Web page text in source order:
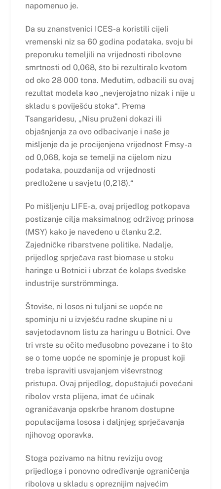
napomenuo je.
Da su znanstvenici ICES-a koristili cijeli
vremenski niz sa 60 godina podataka, svoju bi
preporuku temeljili na vrijednosti ribolovne
smrtnosti od 0,068, što bi rezultiralo kvotom
od oko 28 000 tona. Međutim, odbacili su ovaj
rezultat modela kao „nevjerojatno nizak i nije u
skladu s poviješću stoka“. Prema
Tsangaridesu, „Nisu pruženi dokazi ili
objašnjenja za ovo odbacivanje i naše je
mišljenje da je procijenjena vrijednost Fmsy-a
od 0,068, koja se temelji na cijelom nizu
podataka, pouzdanija od vrijednosti
predložene u savjetu (0,218).“
Po mišljenju LIFE-a, ovaj prijedlog potkopava
postizanje cilja maksimalnog održivog prinosa
(MSY) kako je navedeno u članku 2.2.
Zajedničke ribarstvene politike. Nadalje,
prijedlog sprječava rast biomase u stoku
haringe u Botnici i ubrzat će kolaps švedske
industrije surströmminga.
Štoviše, ni losos ni tuljani se uopće ne
spominju ni u izvješću radne skupine ni u
savjetodavnom listu za haringu u Botnici. Ove
tri vrste su očito međusobno povezane i to što
se o tome uopće ne spominje je propust koji
treba ispraviti usvajanjem viševrstnog
pristupa. Ovaj prijedlog, dopuštajući povećani
ribolov vrsta plijena, imat će učinak
ograničavanja opskrbe hranom dostupne
populacijama lososa i daljnjeg sprječavanja
njihovog oporavka.
Stoga pozivamo na hitnu reviziju ovog
prijedloga i ponovno određivanje ograničenja
ribolova u skladu s opreznijim najvećim